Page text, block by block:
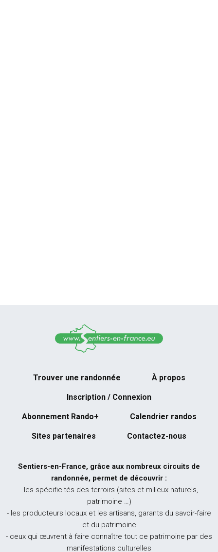
Trouver une randonnée À propos
Inscription / Connexion
Abonnement Rando+ Calendrier randos
Sites partenaires Contactez-nous
Sentiers-en-France, grâce aux nombreux circuits de
randonnée, permet de découvrir :
- les spécificités des terroirs (sites et milieux naturels,
patrimoine …)
- les producteurs locaux et les artisans, garants du savoir-faire
et du patrimoine
- ceux qui œuvrent à faire connaître tout ce patrimoine par des
manifestations culturelles